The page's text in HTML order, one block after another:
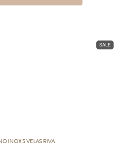
SALE
INOX 5 VELAS RIVA